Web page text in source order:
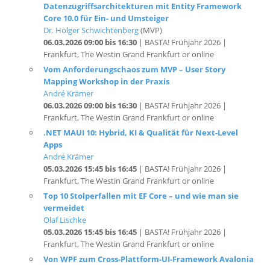
Dr. Holger Schwichtenberg(MVP)
06.03.2026 09:00 bis 16:30| BASTA! Frühjahr 2026 |
Frankfurt, The Westin Grand Frankfurt or online
Vom Anforderungschaos zum MVP – User Story
Mapping Workshop in der Praxis
André Krämer
06.03.2026 09:00 bis 16:30| BASTA! Frühjahr 2026 |
Frankfurt, The Westin Grand Frankfurt or online
.NET MAUI 10: Hybrid, KI & Qualität für Next-Level
Apps
André Krämer
05.03.2026 15:45 bis 16:45
Frankfurt, The Westin Grand Frankfurt or online
Top 10 Stolperfallen mit EF Core – und wie man sie
vermeidet
Olaf Lischke
05.03.2026 15:45 bis 16:45
Frankfurt, The Westin Grand Frankfurt or online
Von WPF zum Cross-Plattform-UI-Framework Avalonia
Roland König
05.03.2026 15:45 bis 16:45| BASTA! Frühjahr 2026 |